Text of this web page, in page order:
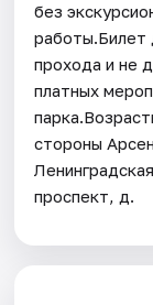
без
работы.Билет
прохода и не
платных
стороны
проспект, д.